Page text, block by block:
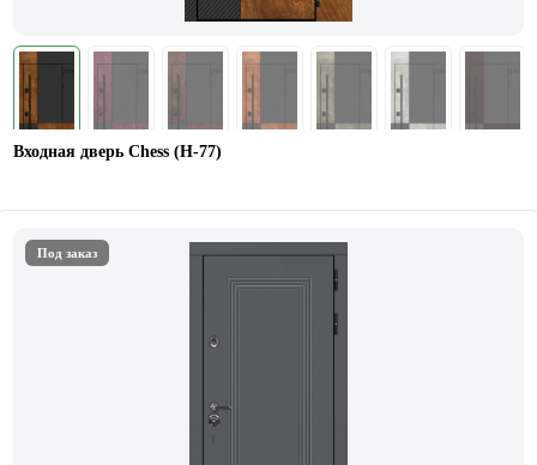
Входная дверь Chess (Н-77)
Под заказ